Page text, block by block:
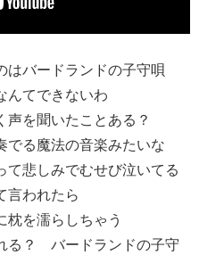
はバードランドの子守唄
んてできないわ
声を聞いたことある？
でる魔法の音楽みたいな
て悲しみでむせび泣いてる
言われたら
枕を濡らしちゃう
る？ バードランドの子守